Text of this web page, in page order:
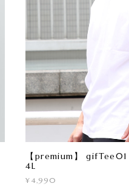
【premium】
4L
¥4,990